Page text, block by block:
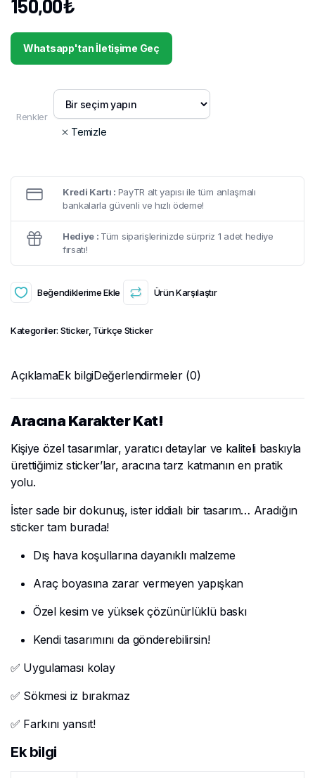
150,00₺
Whatsapp'tan İletişime Geç
Renkler
Temizle
Kredi Kartı : PayTR alt yapısı ile tüm anlaşmalı
bankalarla güvenli ve hızlı ödeme!
Hediye : Tüm siparişlerinizde sürpriz 1 adet hediye
fırsatı!
Beğendiklerime Ekle Ürün Karşılaştır
Kategoriler: Sticker, Türkçe Sticker
AçıklamaEk bilgiDeğerlendirmeler (0)
Aracına Karakter Kat!
Kişiye özel tasarımlar, yaratıcı detaylar ve kaliteli baskıyla
ürettiğimiz sticker’lar, aracına tarz katmanın en pratik
yolu.
İster sade bir dokunuş, ister iddialı bir tasarım… Aradığın
sticker tam burada!
Dış hava koşullarına dayanıklı malzeme
Araç boyasına zarar vermeyen yapışkan
Özel kesim ve yüksek çözünürlüklü baskı
Kendi tasarımını da gönderebilirsin!
✅ Uygulaması kolay
✅ Sökmesi iz bırakmaz
✅ Farkını yansıt!
Ek bilgi